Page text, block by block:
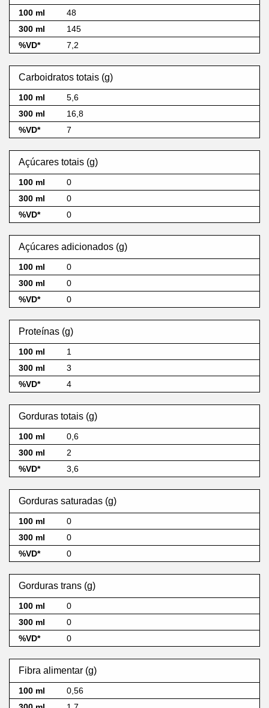
48
145
7,2
Carboidratos totais (g)
5,6
16,8
7
Açúcares totais (g)
0
0
0
Açúcares adicionados (g)
0
0
0
Proteínas (g)
1
3
4
Gorduras totais (g)
0,6
2
3,6
Gorduras saturadas (g)
0
0
0
Gorduras trans (g)
0
0
0
Fibra alimentar (g)
0,56